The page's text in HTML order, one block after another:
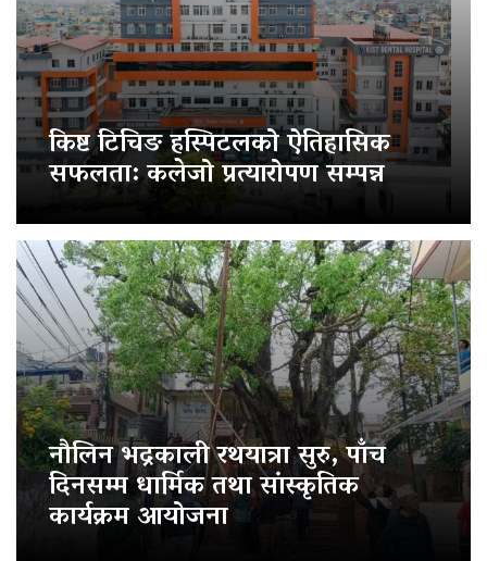
किष्ट टिचिङ हस्पिटलको ऐतिहासिक
सफलता: कलेजो प्रत्यारोपण सम्पन्न
नौलिन भद्रकाली रथयात्रा सुरु, पाँच
दिनसम्म धार्मिक तथा सांस्कृतिक
कार्यक्रम आयोजना